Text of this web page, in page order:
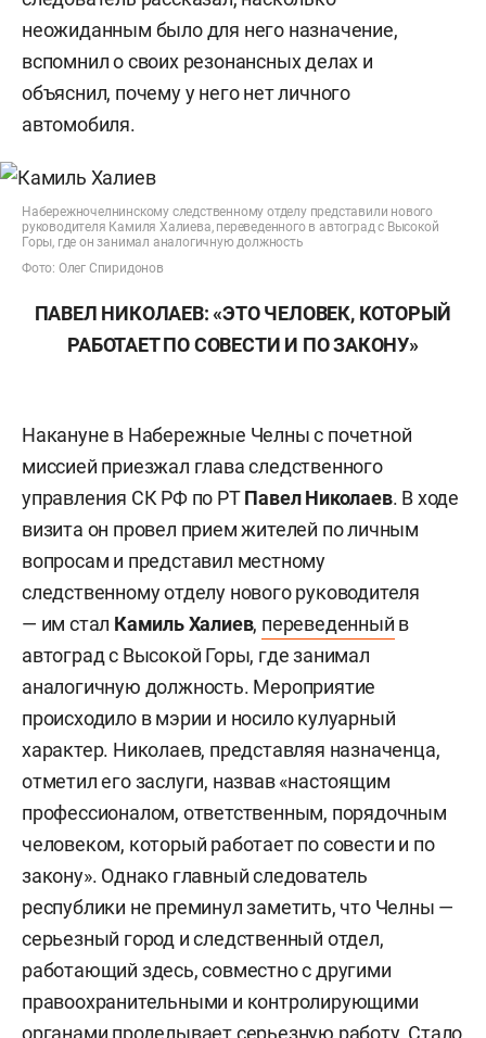
неожиданным было для него назначение,
вспомнил о своих резонансных делах и
объяснил, почему у него нет личного
автомобиля.
Набережночелнинскому следственному отделу представили нового
руководителя Камиля Халиева, переведенного в автоград с Высокой
Горы, где он занимал аналогичную должность
Фото: Олег Спиридонов
ПАВЕЛ НИКОЛАЕВ: «ЭТО ЧЕЛОВЕК, КОТОРЫЙ
РАБОТАЕТ ПО СОВЕСТИ И ПО ЗАКОНУ»
Накануне в Набережные Челны с почетной
миссией приезжал глава следственного
управления СК РФ по РТПавел Николаев. В ходе
визита он провел прием жителей по личным
вопросам и представил местному
следственному отделу нового руководителя
— им стал Камиль Халиев, переведенный в
автоград с Высокой Горы, где занимал
аналогичную должность. Мероприятие
происходило в мэрии и носило кулуарный
характер. Николаев, представляя назначенца,
отметил его заслуги, назвав «настоящим
профессионалом, ответственным, порядочным
человеком, который работает по совести и по
закону». Однако главный следователь
республики не преминул заметить, что Челны —
серьезный город и следственный отдел,
работающий здесь, совместно с другими
правоохранительными и контролирующими
органами проделывает серьезную работу. Стало